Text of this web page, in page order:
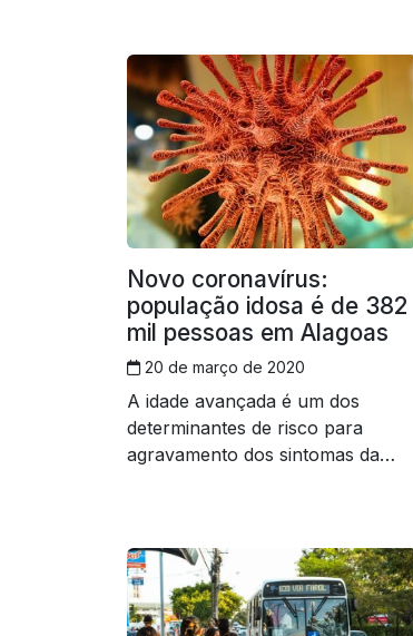
Novo coronavírus:
população idosa é de 382
mil pessoas em Alagoas
20 de março de 2020
A idade avançada é um dos
determinantes de risco para
agravamento dos sintomas da